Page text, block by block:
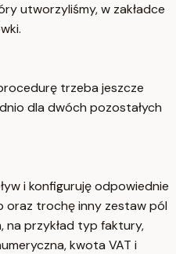
utworzyliśmy, w zakładce
trzeba jeszcze
dla dwóch pozostałych
i konfiguruję odpowiednie
oraz trochę inny zestaw pól
na przykład typ faktury,
kwota VAT i